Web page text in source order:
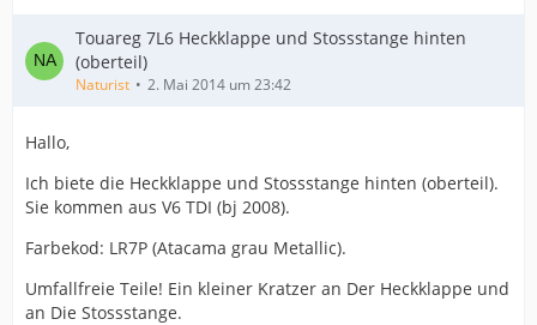
Touareg 7L6 Heckklappe und Stossstange hinten
(oberteil)
Naturist 2. Mai 2014 um 23:42
Hallo,
Ich biete die Heckklappe und Stossstange hinten (oberteil).
Sie kommen aus V6 TDI (bj 2008).
Farbekod: LR7P (Atacama grau Metallic).
Umfallfreie Teile! Ein kleiner Kratzer an Der Heckklappe und
an Die Stossstange.